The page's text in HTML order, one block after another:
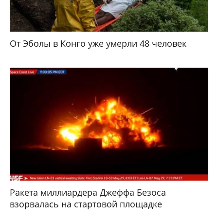
От Эболы в Конго уже умерли 48 человек
Ракета миллиардера Джеффа Безоса
взорвалась на стартовой площадке